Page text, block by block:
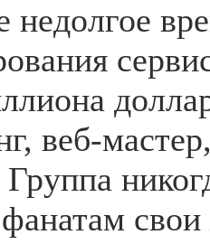
недолгое
веб-
Группа